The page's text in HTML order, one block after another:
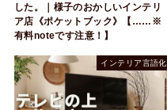
した。｜様子のおかしいインテリ
ア店《ポケットブック》【……※
有料noteです注意！】
インテリア言語化